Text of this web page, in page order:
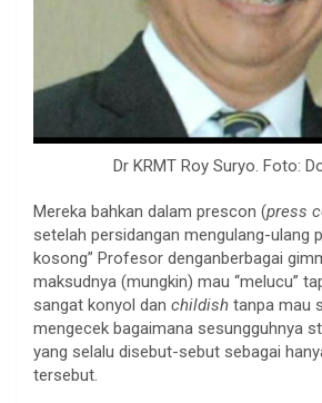
Dr KRMT Roy Suryo. Foto:
Mereka bahkan dalam prescon (press
setelah persidangan mengulang-ulang
kosong” Profesor denganberbagai
maksudnya (mungkin) mau “melucu”
sangat konyol dan childish tanpa mau
mengecek bagaimana sesungguhnya
yang selalu disebut-sebut sebagai
tersebut.